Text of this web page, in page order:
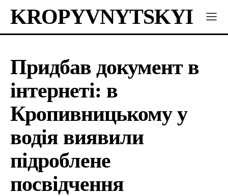
KROPYVNYTSKYI
Придбав документ в
інтернеті: в
Кропивницькому у
водія виявили
підроблене
посвідчення